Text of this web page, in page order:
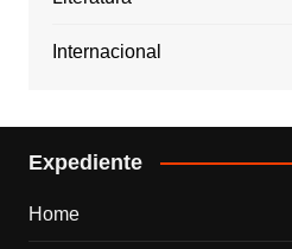
Internacional
Expediente
Home